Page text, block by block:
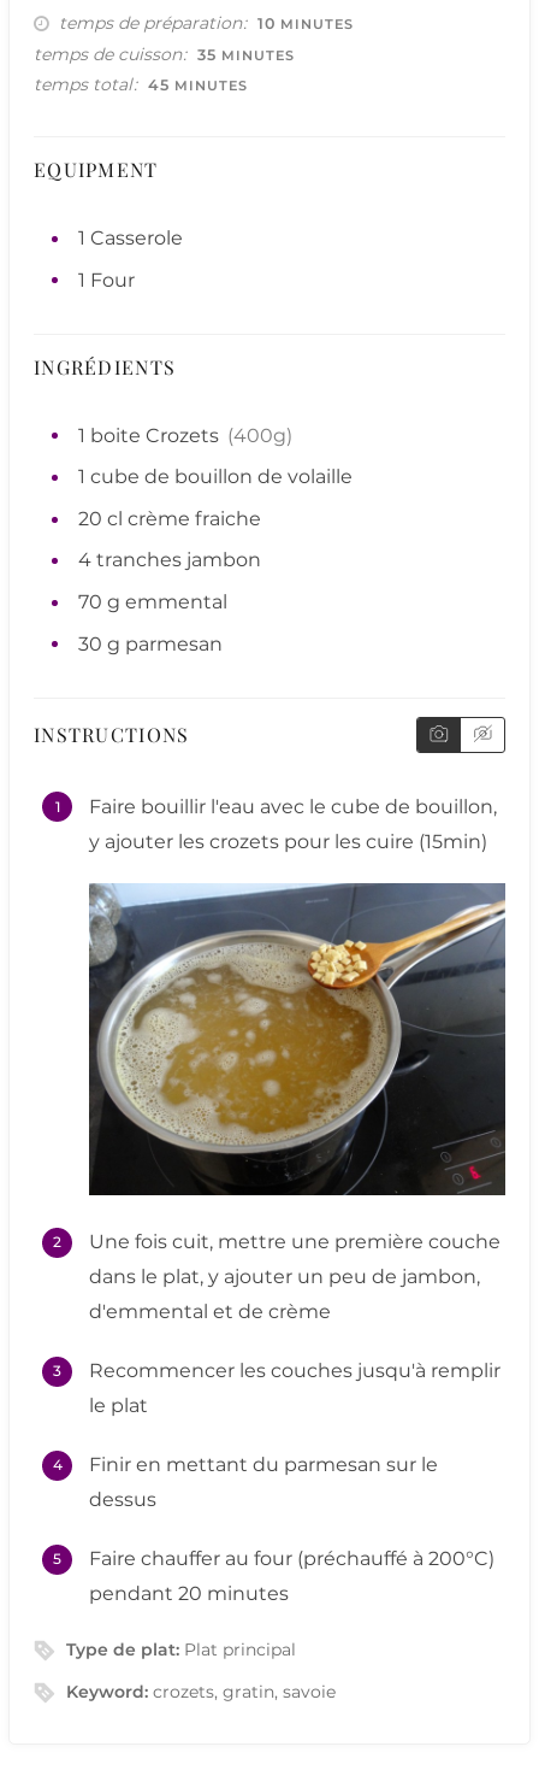
temps de préparation 10 MINUTES
MINUTES
temps de cuisson 35 MINUTES
MINUTES
temps total 45 MINUTES
MINUTES
EQUIPMENT
1 Casserole
1 Four
INGRÉDIENTS
1 boite Crozets (400g)
1 cube de bouillon de volaille
20 cl crème fraiche
4 tranches jambon
70 g emmental
30 g parmesan
INSTRUCTIONS
Faire bouillir l'eau avec le cube de bouillon,
y ajouter les crozets pour les cuire (15min)
Une fois cuit, mettre une première couche
dans le plat, y ajouter un peu de jambon,
d'emmental et de crème
Recommencer les couches jusqu'à remplir
le plat
Finir en mettant du parmesan sur le
dessus
Faire chauffer au four (préchauffé à 200°C)
pendant 20 minutes
Type de plat: Plat principal
Keyword:crozets, gratin, savoie